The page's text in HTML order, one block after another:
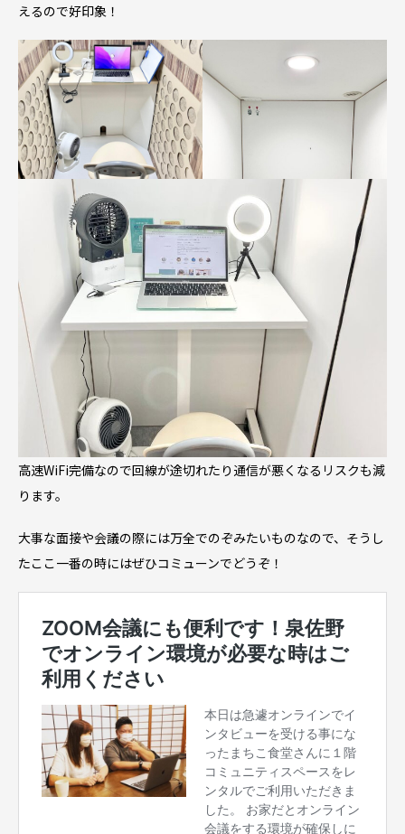
えるので好印象！
高速WiFi完備なので回線が途切れたり通信が悪くなるリスクも減
ります。
大事な面接や会議の際には万全でのぞみたいものなので、そうし
たここ一番の時にはぜひコミューンでどうぞ！